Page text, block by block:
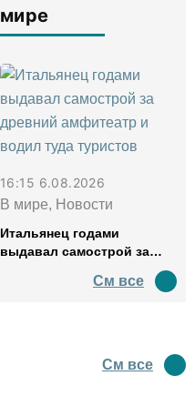
мире
16:15 6.08.2026
В мире, Новости
Итальянец годами
выдавал самострой за
водил туда туристов
См все
См все